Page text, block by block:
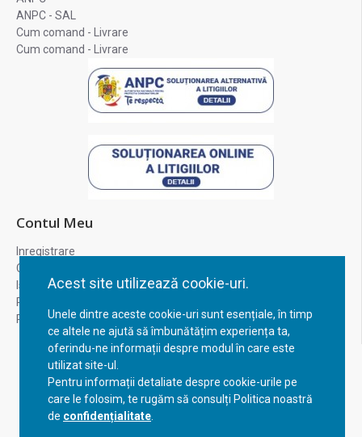
Acest site utilizează cookie-uri.
Unele dintre aceste cookie-uri sunt esențiale, în timp
ce altele ne ajută să îmbunătățim experiența ta,
oferindu-ne informații despre modul în care este
utilizat site-ul.
Pentru informații detaliate despre cookie-urile pe
care le folosim, te rugăm să consulți Politica noastră
de confidențialitate
ANPC - SAL
Cum comand - Livrare
Cum comand - Livrare
Contul Meu
Inregistrare
Contul meu
Istoric comenzi
Recuperare parola
Returnare produs